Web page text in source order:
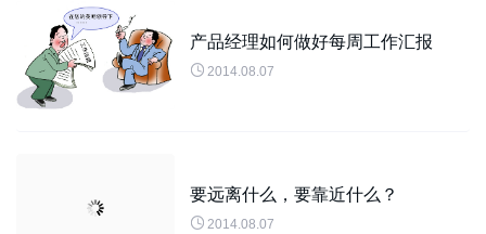
产品经理如何做好每周工作汇报
 2014.08.07
要远离什么，要靠近什么？
 2014.08.07